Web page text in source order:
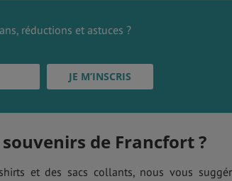
réductions et astuces ?
de Francfort ?
et des sacs collants, nous vous